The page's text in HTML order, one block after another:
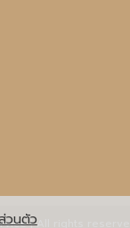
| All rights reserved
วนตัว